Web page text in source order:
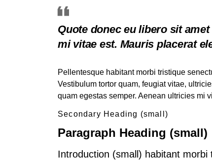
Quote donec eu libero sit
mi vitae est. Mauris placerat
Pellentesque habitant morbi tristique
Vestibulum tortor quam, feugiat vitae,
quam egestas semper. Aenean ultricies mi
Secondary Heading (small)
Paragraph Heading (small)
Introduction (small) habitant